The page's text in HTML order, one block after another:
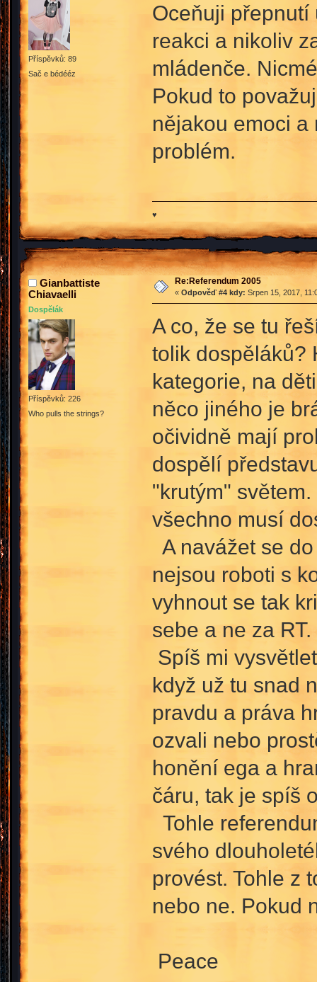
Příspěvků: 89
Sač e bédééz
Oceňuji přepnutí
reakci a nikoliv
mládenče.
Pokud to
nějakou emoci
problém.
♥
Gianbattiste
Chiavaelli
Dospělák
Příspěvků: 226
Who pulls the strings?
Re:Referendum 2005
« Odpověď #4 kdy: Srpen 15, 2017,
A co, že se tu
tolik dospěláků?
kategorie, na
něco jiného je
očividně mají
dospělí
"krutým"
všechno musí
A navážet se
nejsou roboti s
vyhnout se tak
sebe a ne za RT.
Spíš mi
když už tu snad
pravdu a práva
ozvali nebo
honění ega a
čáru, tak je spíš
Tohle
svého
provést. Tohle z
nebo ne. Pokud
Peace